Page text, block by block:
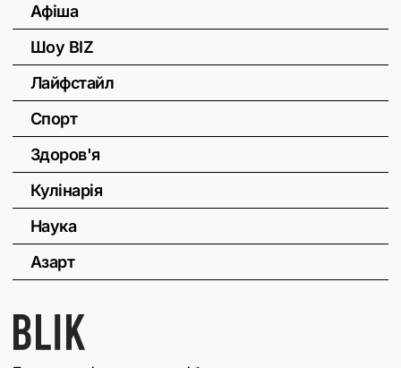
Афіша
Шоу BIZ
Лайфстайл
Спорт
Здоров'я
Кулінарія
Наука
Азарт